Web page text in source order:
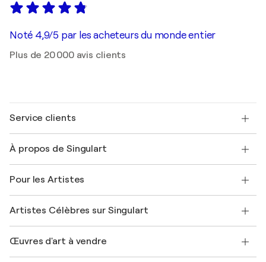
Noté 4,9/5 par les acheteurs du monde entier
Plus de 20 000 avis clients
Service clients
Expédition
Offrir une carte cadeau
Rejoignez notre programme commercial
Mon compte
+33 1 76 44 06 42
À propos de Singulart
FAQ
Magazine Singulart
Emplois
Découvrez une sélection d'art original
Pour les Artistes
Se connecter en tant qu'Artiste
Artistes Célèbres sur Singulart
Marc Chagall
Œuvres d'art à vendre